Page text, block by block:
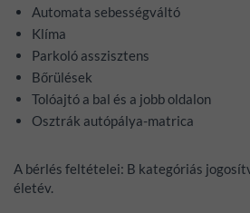
Automata sebességváltó
Klíma
Parkoló asszisztens
Bőrülések
Tolóajtó a bal és a jobb oldalon
Osztrák autópálya-matrica
A bérlés feltételei: B kategóriás
életév.